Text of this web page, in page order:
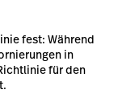
fest: Während
in
für den